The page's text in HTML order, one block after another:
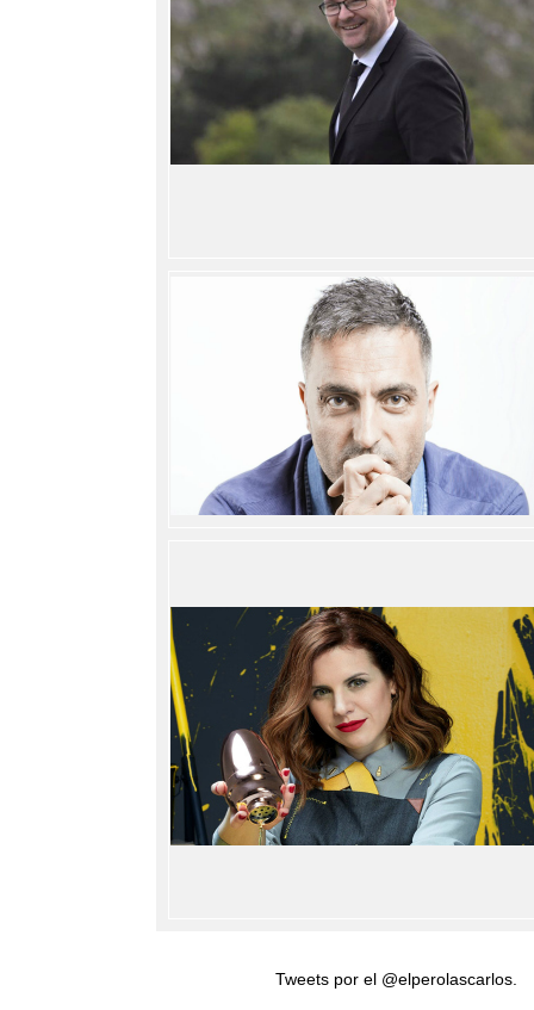
Tweets por el @elperolascarlos.